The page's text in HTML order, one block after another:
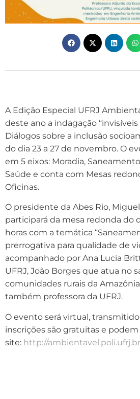
A Edição Especial UFRJ
deste ano a indagação
Diálogos sobre a inclusão
do dia 23 a 27 de novembro. O
em 5 eixos: Moradia,
Saúde e conta com Mesas
Oficinas.
O presidente da Abes Rio,
participará da mesa redonda do
horas com a temática
prerrogativa para qualidade de
acompanhado por Ana Lucia
UFRJ, João Borges que atua no
comunidades rurais da
também professora da UFRJ.
O evento será virtual,
inscrições são gratuitas e
site: http://